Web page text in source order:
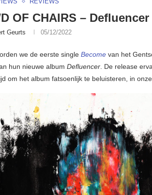
OF CHAIRS –
Geurts 05/12/2022
we de eerste single Become van het
hun nieuwe album Defluencer. De release
om het album fatsoenlijk te beluisteren, in